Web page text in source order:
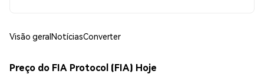
Visão geralNotíciasConverter
Preço do FIA Protocol (FIA) Hoje